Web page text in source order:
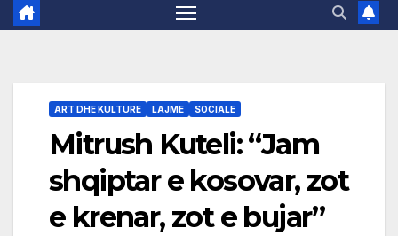
ART DHE KULTURE LAJME SOCIALE
Mitrush Kuteli: “Jam
shqiptar e kosovar, zot
e krenar, zot e bujar”